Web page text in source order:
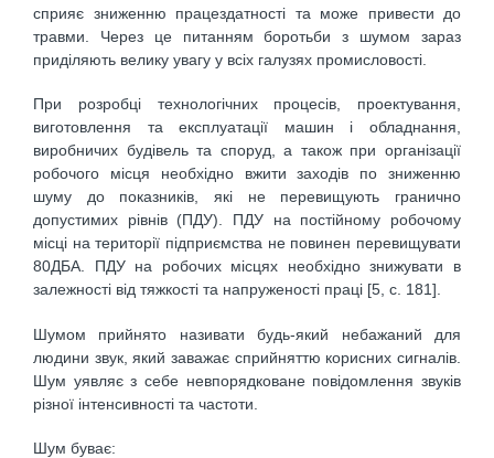
сприяє зниженню працездатності та може привести до
травми. Через це питанням боротьби з шумом зараз
приділяють велику увагу у всіх галузях промисловості.
При розробці технологічних процесів, проектування,
виготовлення та експлуатації машин і обладнання,
виробничих будівель та споруд, а також при організації
робочого місця необхідно вжити заходів по зниженню
шуму до показників, які не перевищують гранично
допустимих рівнів (ПДУ). ПДУ на постійному робочому
місці на території підприємства не повинен перевищувати
80ДБА. ПДУ на робочих місцях необхідно знижувати в
залежності від тяжкості та напруженості праці [5, с. 181].
Шумом прийнято називати будь-який небажаний для
людини звук, який заважає сприйняттю корисних сигналів.
Шум уявляє з себе невпорядковане повідомлення звуків
різної інтенсивності та частоти.
Шум буває: